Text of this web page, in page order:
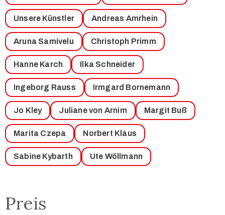
Unsere Künstler Andreas Amrhein
Aruna Samivelu Christoph Primm
Hanne Karch Ilka Schneider
Ingeborg Rauss Irmgard Bornemann
Jo Kley Juliane von Arnim Margit Buß
Marita Czepa Norbert Klaus
Sabine Kybarth Ute Wöllmann
Preis